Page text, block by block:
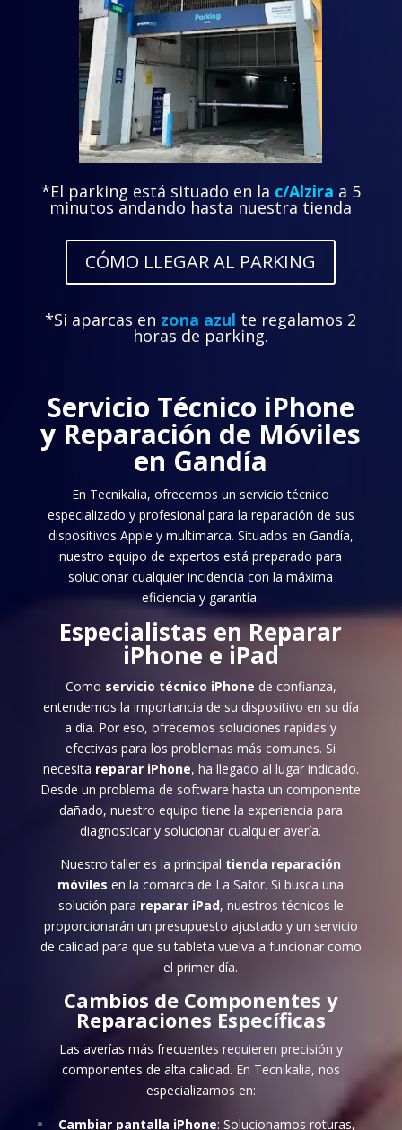
*El parking está situado en la c/Alzira a 5
minutos andando hasta nuestra tienda
CÓMO LLEGAR AL PARKING
*Si aparcas en zona azul te regalamos 2
horas de parking.
Servicio Técnico iPhone
y Reparación de Móviles
en Gandía
En Tecnikalia, ofrecemos un servicio técnico
especializado y profesional para la reparación de sus
dispositivos Apple y multimarca. Situados en Gandía,
nuestro equipo de expertos está preparado para
solucionar cualquier incidencia con la máxima
eficiencia y garantía.
Especialistas enReparar
iPhone e iPad
Como servicio técnico iPhone de confianza,
entendemos la importancia de su dispositivo en su día
a día. Por eso, ofrecemos soluciones rápidas y
efectivas para los problemas más comunes. Si
necesita reparar iPhone, ha llegado al lugar indicado.
Desde un problema de software hasta un componente
dañado, nuestro equipo tiene la experiencia para
diagnosticar y solucionar cualquier avería.
Nuestro taller es la principal tienda reparación
móviles en la comarca de La Safor. Si busca una
solución para reparar iPad, nuestros técnicos le
proporcionarán un presupuesto ajustado y un servicio
de calidad para que su tableta vuelva a funcionar como
el primer día.
Cambios de Componentes y
Reparaciones Específicas
Las averías más frecuentes requieren precisión y
componentes de alta calidad. En Tecnikalia, nos
especializamos en:
Cambiar pantalla iPhone: Solucionamos roturas,